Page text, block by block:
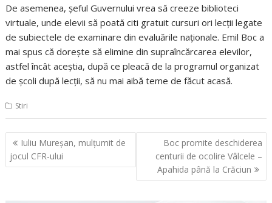
De asemenea, şeful Guvernului vrea să creeze biblioteci
virtuale, unde elevii să poată citi gratuit cursuri ori lecţii legate
de subiectele de examinare din evaluările naţionale. Emil Boc a
mai spus că doreşte să elimine din supraîncărcarea elevilor,
astfel încât aceştia, după ce pleacă de la programul organizat
de şcoli după lecţii, să nu mai aibă teme de făcut acasă.
Stiri
Navigare
în
articole
Iuliu Mureşan, mulţumit de
jocul CFR-ului
Boc promite deschiderea
centurii de ocolire Vâlcele –
Apahida până la Crăciun